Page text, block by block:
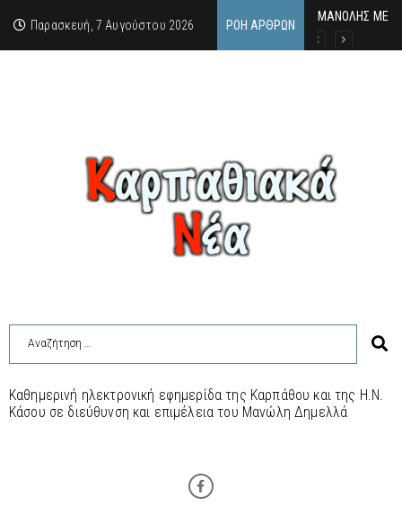
Παρασκευή, 7 Αυγούστου 2026 ΡΟΉ ΆΡΘΡΩΝ
MΑΝΟΛΗΣ
ΕΚΔΗΛΩΣΗ
Κάθε
Καθημερινή ηλεκτρονική εφημερίδα της Καρπάθου και της Η.Ν.
Κάσου σε διεύθυνση και επιμέλεια του Μανώλη Δημελλά